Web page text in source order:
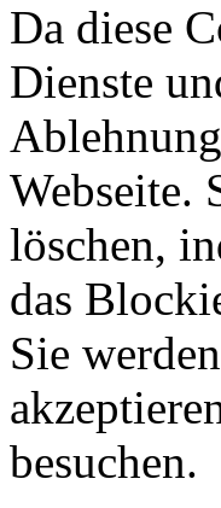
Da diese
Dienste
Webseite.
löschen,
das
Sie
besuchen.